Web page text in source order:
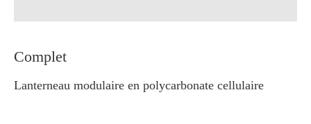
Complet
Lanterneau modulaire en polycarbonate cellulaire